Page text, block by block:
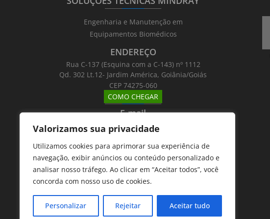
Valorizamos sua privacidade
Utilizamos cookies para aprimorar sua experiência de
navegação, exibir anúncios ou conteúdo personalizado e
analisar nosso tráfego. Ao clicar em “Aceitar todos”, você
concorda com nosso uso de cookies.
Personalizar Rejeitar Aceitar tudo
_______________________
Engenharia e Manutenção em
Equipamentos Biomédicos
ENDEREÇO
Rua C-137 (Esquina com a C-143) nº 1112
Qd. 302 Lt.12- Jardim América, Goiânia/Goiás
CEP 74275-060
COMO CHEGAR
_______________________
E-mail
Email: atntecnologiabrasil@gmail.com
Telefones
_______ ________________
62 9 8610 7777
11 9 7533 5757